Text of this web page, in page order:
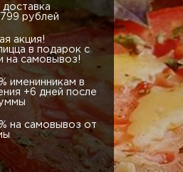
доставка
рублей
акция!
в подарок с
на самовывоз!
именинникам в
+6 дней после
на самовывоз от